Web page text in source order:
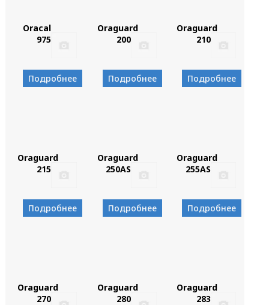
Oracal
975
Подробнее
Oraguard
200
Подробнее
Oraguard
210
Подробнее
Oraguard
215
Подробнее
Oraguard
250AS
Подробнее
Oraguard
255AS
Подробнее
Oraguard
270
Oraguard
280
Oraguard
283